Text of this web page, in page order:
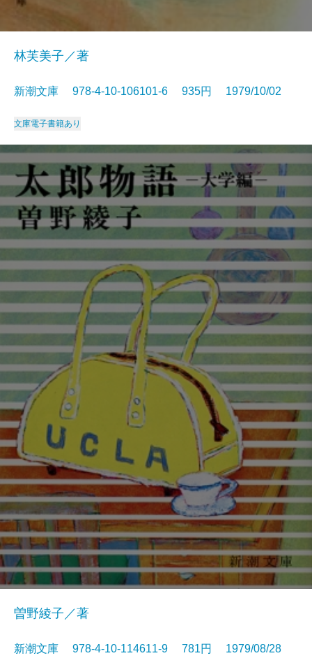
林芙美子／著
新潮文庫 978-4-10-106101-6 935円 1979/10/02
文庫電子書籍あり
曽野綾子／著
新潮文庫 978-4-10-114611-9 781円 1979/08/28